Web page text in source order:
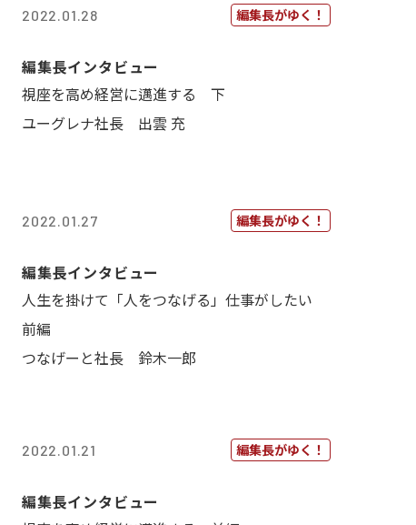
2022.01.28 編集長がゆく！
編集長インタビュー
視座を高め経営に邁進する 下
ユーグレナ社長 出雲 充
2022.01.27 編集長がゆく！
編集長インタビュー
人生を掛けて「人をつなげる」仕事がしたい
前編
つなげーと社長 鈴木一郎
2022.01.21 編集長がゆく！
編集長インタビュー